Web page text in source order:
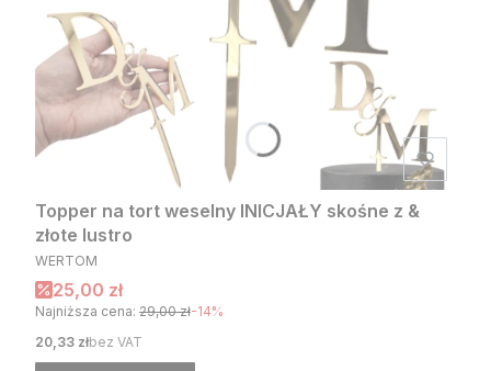
Topper na tort weselny INICJAŁY skośne z &
złote lustro
PRODUCENT
WERTOM
Cena promocyjna
25,00 zł
Najniższa cena: 29,00 zł-14%
Cena
20,33 złbez VAT